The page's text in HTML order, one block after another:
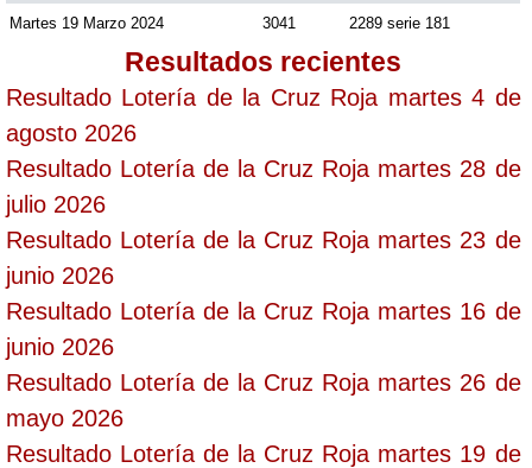
Martes 19 Marzo 2024 3041 2289 serie 181
Resultados recientes
Resultado Lotería de la Cruz Roja martes 4 de
agosto 2026
Resultado Lotería de la Cruz Roja martes 28 de
julio 2026
Resultado Lotería de la Cruz Roja martes 23 de
junio 2026
Resultado Lotería de la Cruz Roja martes 16 de
junio 2026
Resultado Lotería de la Cruz Roja martes 26 de
mayo 2026
Resultado Lotería de la Cruz Roja martes 19 de